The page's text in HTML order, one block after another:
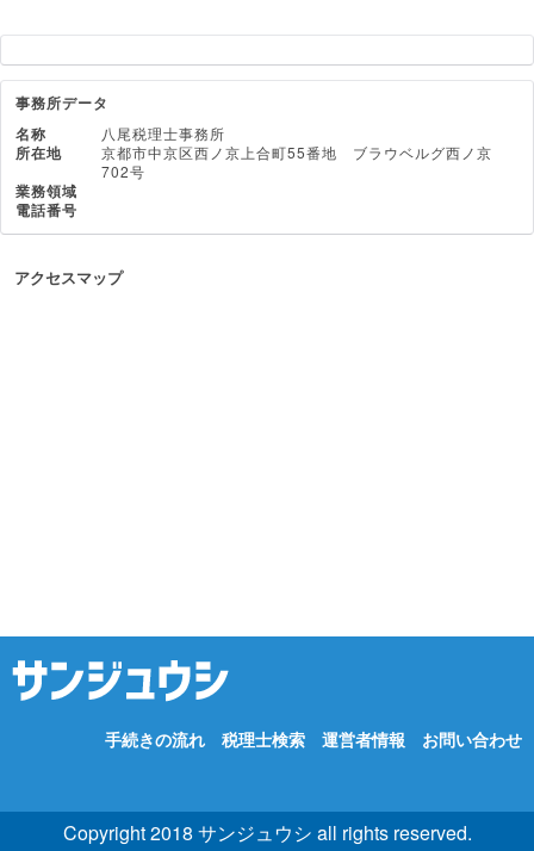
事務所データ
名称
八尾税理士事務所
所在地
京都市中京区西ノ京上合町55番地 ブラウベルグ西ノ京
702号
業務領域
電話番号
アクセスマップ
手続きの流れ 税理士検索 運営者情報 お問い合わせ
Copyright 2018 サンジュウシ all rights reserved.